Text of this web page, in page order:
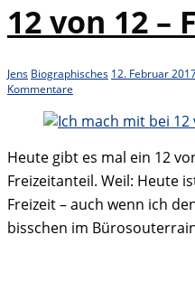
12 von 12 –
Jens Biographisches 12. Februar
Kommentare
Heute gibt es mal ein 12
Freizeitanteil. Weil: Heute
Freizeit – auch wenn ich
bisschen im